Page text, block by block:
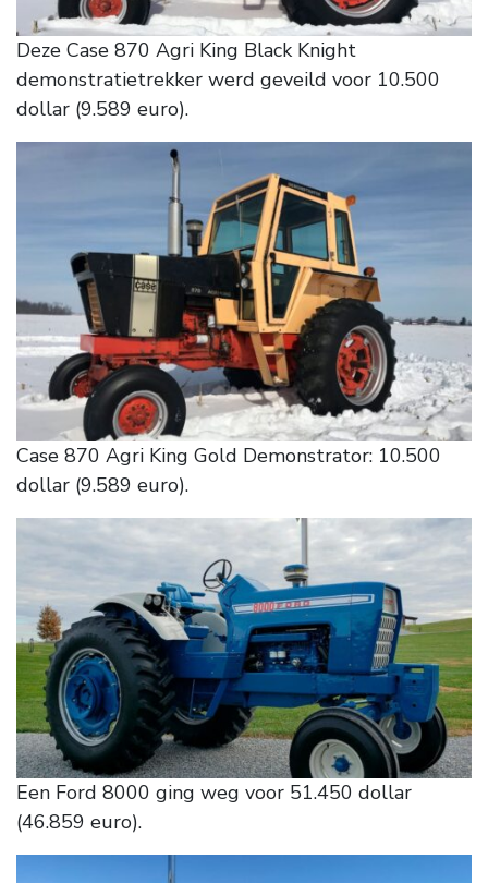
Deze Case 870 Agri King Black Knight
demonstratietrekker werd geveild voor 10.500
dollar (9.589 euro).
Case 870 Agri King Gold Demonstrator: 10.500
dollar (9.589 euro).
Een Ford 8000 ging weg voor 51.450 dollar
(46.859 euro).